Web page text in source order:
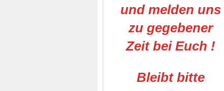
und melden uns
zu gegebener
Zeit bei Euch !
Bleibt bitte